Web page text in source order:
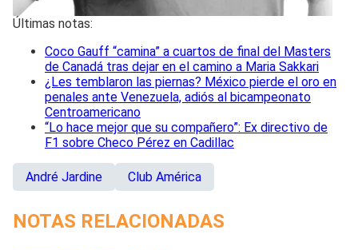
Últimas notas:
Coco Gauff “camina” a cuartos de final del Masters
de Canadá tras dejar en el camino a Maria Sakkari
¿Les temblaron las piernas? México pierde el oro en
penales ante Venezuela, adiós al bicampeonato
Centroamericano
“Lo hace mejor que su compañero”: Ex directivo de
F1 sobre Checo Pérez en Cadillac
André Jardine Club América
NOTAS RELACIONADAS